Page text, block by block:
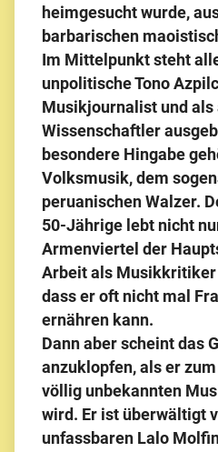
heimgesucht wurde,
barbarischen
Im Mittelpunkt steht
unpolitische Tono
Musikjournalist und als
Wissenschaftler
besondere Hingabe
Volksmusik, dem
peruanischen Walzer.
50-Jährige lebt nicht
Armenviertel der
Arbeit als Musikkritiker
dass er oft nicht mal
ernähren kann.
Dann aber scheint das
anzuklopfen, als er
völlig unbekannten
wird. Er ist überwältigt
unfassbaren Lalo